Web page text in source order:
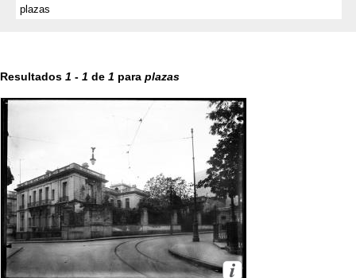
Resultados 1 - 1 de 1 para plazas